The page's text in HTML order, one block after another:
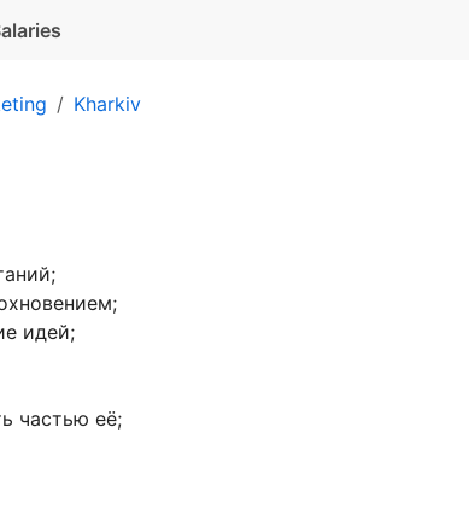
Kharkiv
идей;
частью её;